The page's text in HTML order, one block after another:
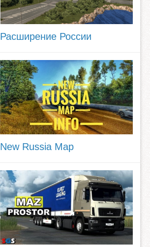
Расширение России
New Russia Map